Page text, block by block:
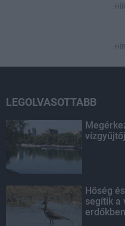
LEGOLVASOTTABB
Hőség
segítik a
erdőkben